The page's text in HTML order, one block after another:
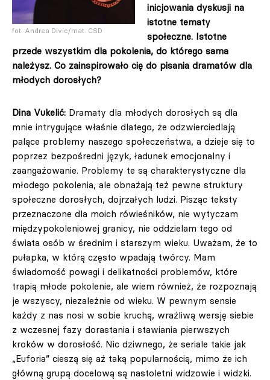
fot. Andrea Divic/mat. CSD
inicjowania dyskusji na
istotne tematy
społeczne. Istotne
przede wszystkim dla pokolenia, do którego sama
należysz. Co zainspirowało cię do pisania dramatów dla
młodych dorosłych?
Dina Vukelić: Dramaty dla młodych dorosłych są dla
mnie intrygujące właśnie dlatego, że odzwierciedlają
palące problemy naszego społeczeństwa, a dzieje się to
poprzez bezpośredni język, ładunek emocjonalny i
zaangażowanie. Problemy te są charakterystyczne dla
młodego pokolenia, ale obnażają też pewne struktury
społeczne dorosłych, dojrzałych ludzi. Pisząc teksty
przeznaczone dla moich rówieśników, nie wytyczam
międzypokoleniowej granicy, nie oddzielam tego od
świata osób w średnim i starszym wieku. Uważam, że to
pułapka, w którą często wpadają twórcy. Mam
świadomość powagi i delikatności problemów, które
trapią młode pokolenie, ale wiem również, że rozpoznają
je wszyscy, niezależnie od wieku. W pewnym sensie
każdy z nas nosi w sobie kruchą, wrażliwą wersję siebie
z wczesnej fazy dorastania i stawiania pierwszych
kroków w dorosłość. Nic dziwnego, że seriale takie jak
„Euforia” cieszą się aż taką popularnością, mimo że ich
główną grupą docelową są nastoletni widzowie i widzki.